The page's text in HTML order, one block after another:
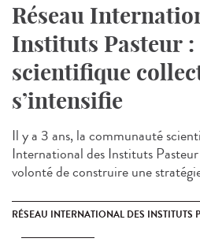
Réseau
Instituts Pasteur :
scientifique
s’intensifie
Il y a 3 ans, la communauté
International des Instituts
volonté de construire une
RÉSEAU INTERNATIONAL DES INSTITUTS